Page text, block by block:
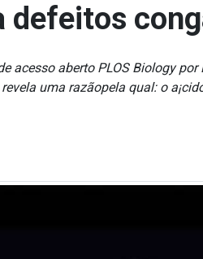
defeitos
acesso aberto PLOS Biology
uma razãopela qual: o